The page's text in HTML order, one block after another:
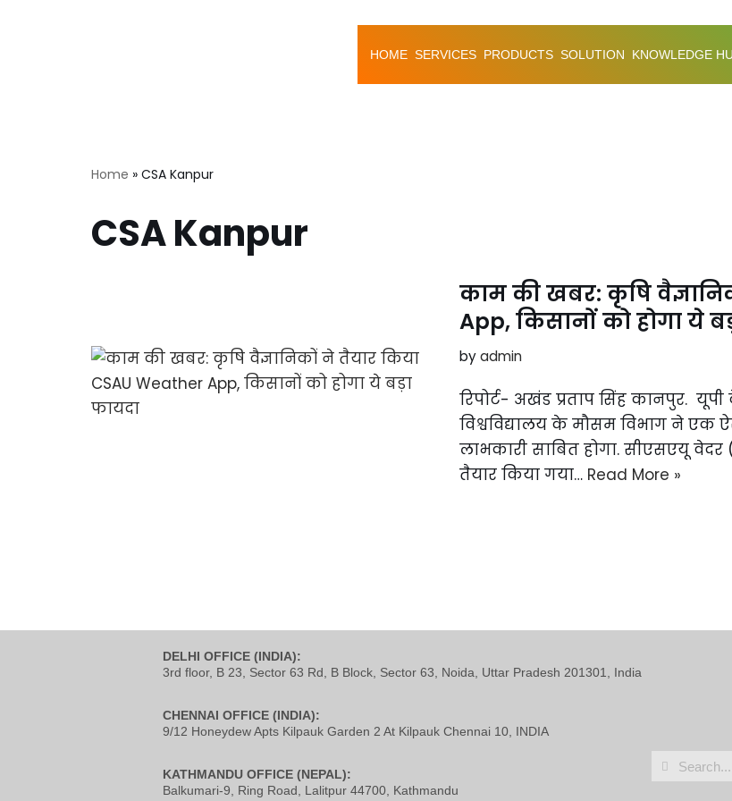
HOME SERVICES PRODUCTS SOLUTION KNOWLEDGE
Home » CSA Kanpur
CSA Kanpur
काम की खबर: कृषि
App, किसानों को होगा ये
byadmin
रिपोर्ट- अखंड प्रताप सिंह कानपुर.
विश्वविद्यालय के मौसम विभाग ने एक
लाभकारी साबित होगा. सीएसएयू
तैयार किया गया… Read More »
DELHI OFFICE (INDIA):
3rd floor, B 23, Sector 63 Rd, B Block, Sector 63, Noida, Uttar Pradesh 201301, India
CHENNAI OFFICE (INDIA):
9/12 Honeydew Apts Kilpauk Garden 2 At Kilpauk Chennai 10, INDIA
KATHMANDU OFFICE (NEPAL):
Balkumari-9, Ring Road, Lalitpur 44700, Kathmandu